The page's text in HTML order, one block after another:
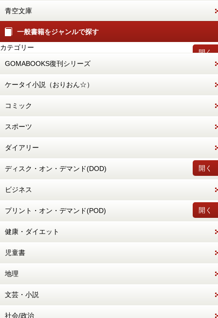
青空文庫
一般書籍をジャンルで探す
開く
カテゴリー
GOMABOOKS復刊シリーズ
ケータイ小説（おりおん☆）
コミック
スポーツ
ダイアリー
開く
ディスク・オン・デマンド(DOD)
ビジネス
開く
プリント・オン・デマンド(POD)
健康・ダイエット
児童書
地理
文芸・小説
社会/政治